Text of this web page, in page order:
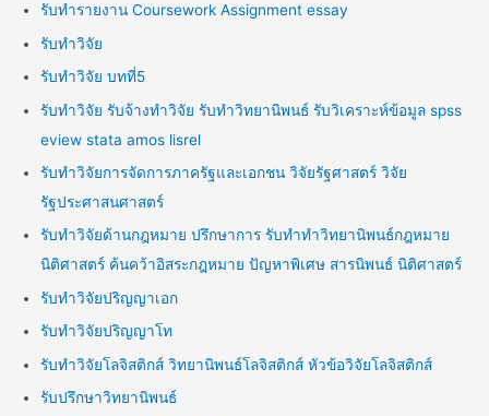
รับทำรายงาน Coursework Assignment essay
รับทำวิจัย
รับทำวิจัย บทที่5
รับทำวิจัย รับจ้างทำวิจัย รับทำวิทยานิพนธ์ รับวิเคราะห์ข้อมูล spss
eview stata amos lisrel
รับทำวิจัยการจัดการภาครัฐและเอกชน วิจัยรัฐศาสตร์ วิจัย
รัฐประศาสนศาสตร์
รับทำวิจัยด้านกฎหมาย ปรึกษาการ รับทำทำวิทยานิพนธ์กฎหมาย
นิติศาสตร์ ค้นคว้าอิสระกฎหมาย ปัญหาพิเศษ สารนิพนธ์ นิติศาสตร์
รับทำวิจัยปริญญาเอก
รับทำวิจัยปริญญาโท
รับทำวิจัยโลจิสติกส์ วิทยานิพนธ์โลจิสติกส์ หัวข้อวิจัยโลจิสติกส์
รับปรึกษาวิทยานิพนธ์